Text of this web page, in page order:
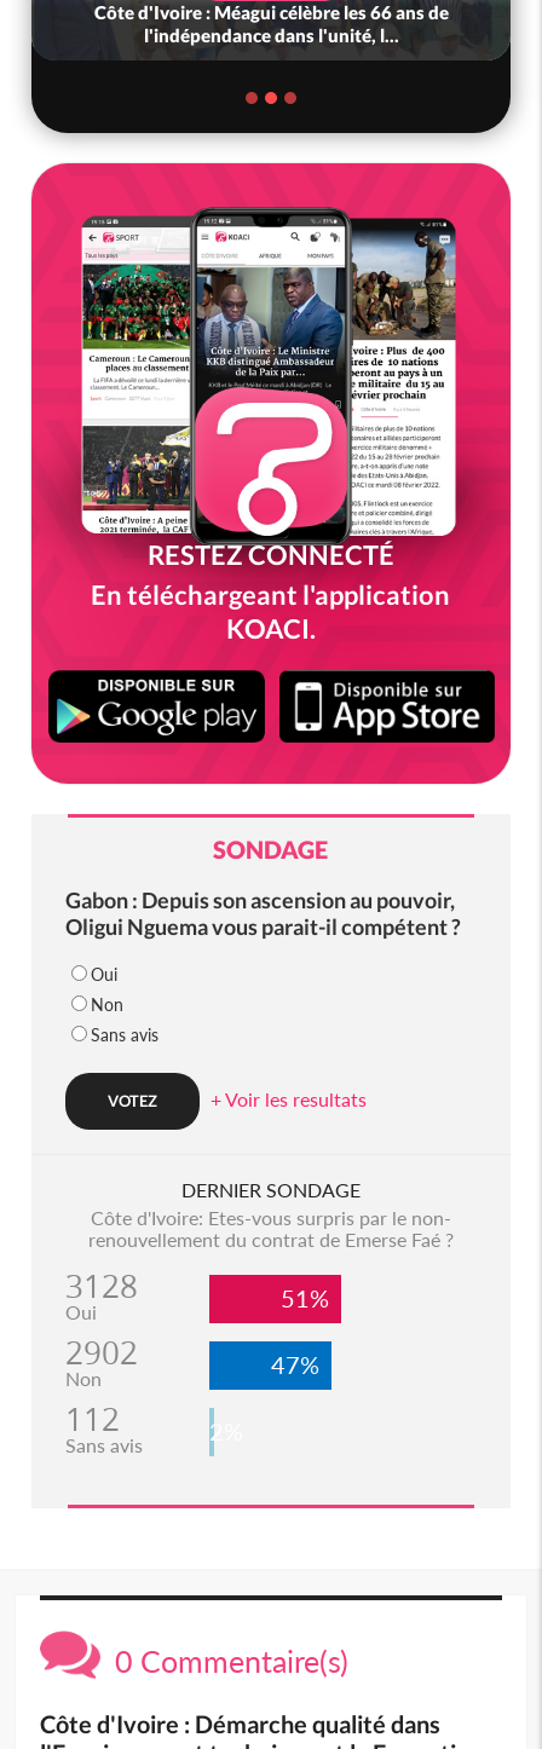
Côte d'Ivoire : Méagui célèbre les 66 ans de
l'indépendance dans l'unité, l...
RESTEZ CONNECTÉ
En téléchargeant l'application
KOACI.
SONDAGE
Gabon : Depuis son ascension au pouvoir,
Oligui Nguema vous parait-il compétent ?
Oui
Non
Sans avis
+ Voir les resultats
DERNIER SONDAGE
Côte d'Ivoire: Etes-vous surpris par le non-
renouvellement du contrat de Emerse Faé ?
3128
Oui 51%
2902
Non 47%
112
Sans avis 2%
0 Commentaire(s)
Côte d'Ivoire : Démarche qualité dans